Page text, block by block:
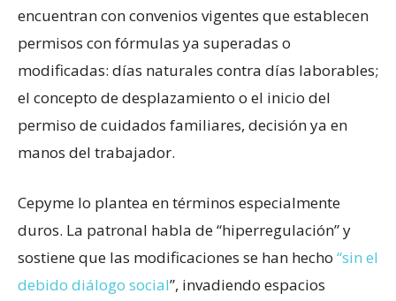
encuentran con convenios vigentes que establecen
permisos con fórmulas ya superadas o
modificadas: días naturales contra días laborables;
el concepto de desplazamiento o el inicio del
permiso de cuidados familiares, decisión ya en
manos del trabajador.
Cepyme lo plantea en términos especialmente
duros. La patronal habla de “hiperregulación” y
sostiene que las modificaciones se han hecho “sin el
debido diálogo social”, invadiendo espacios